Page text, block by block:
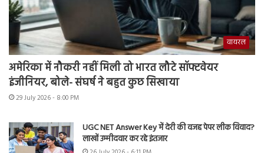
वायरल
अमेरिका में नौकरी नहीं मिली तो भारत लौटे सॉफ्टवेयर
इंजीनियर, बोले- संघर्ष ने बहुत कुछ सिखाया
29 July 2026 - 8:00 PM
UGC NET Answer Key में देरी की वजह पेपर लीक विवाद?
लाखों उम्मीदवार कर रहे इंतजार